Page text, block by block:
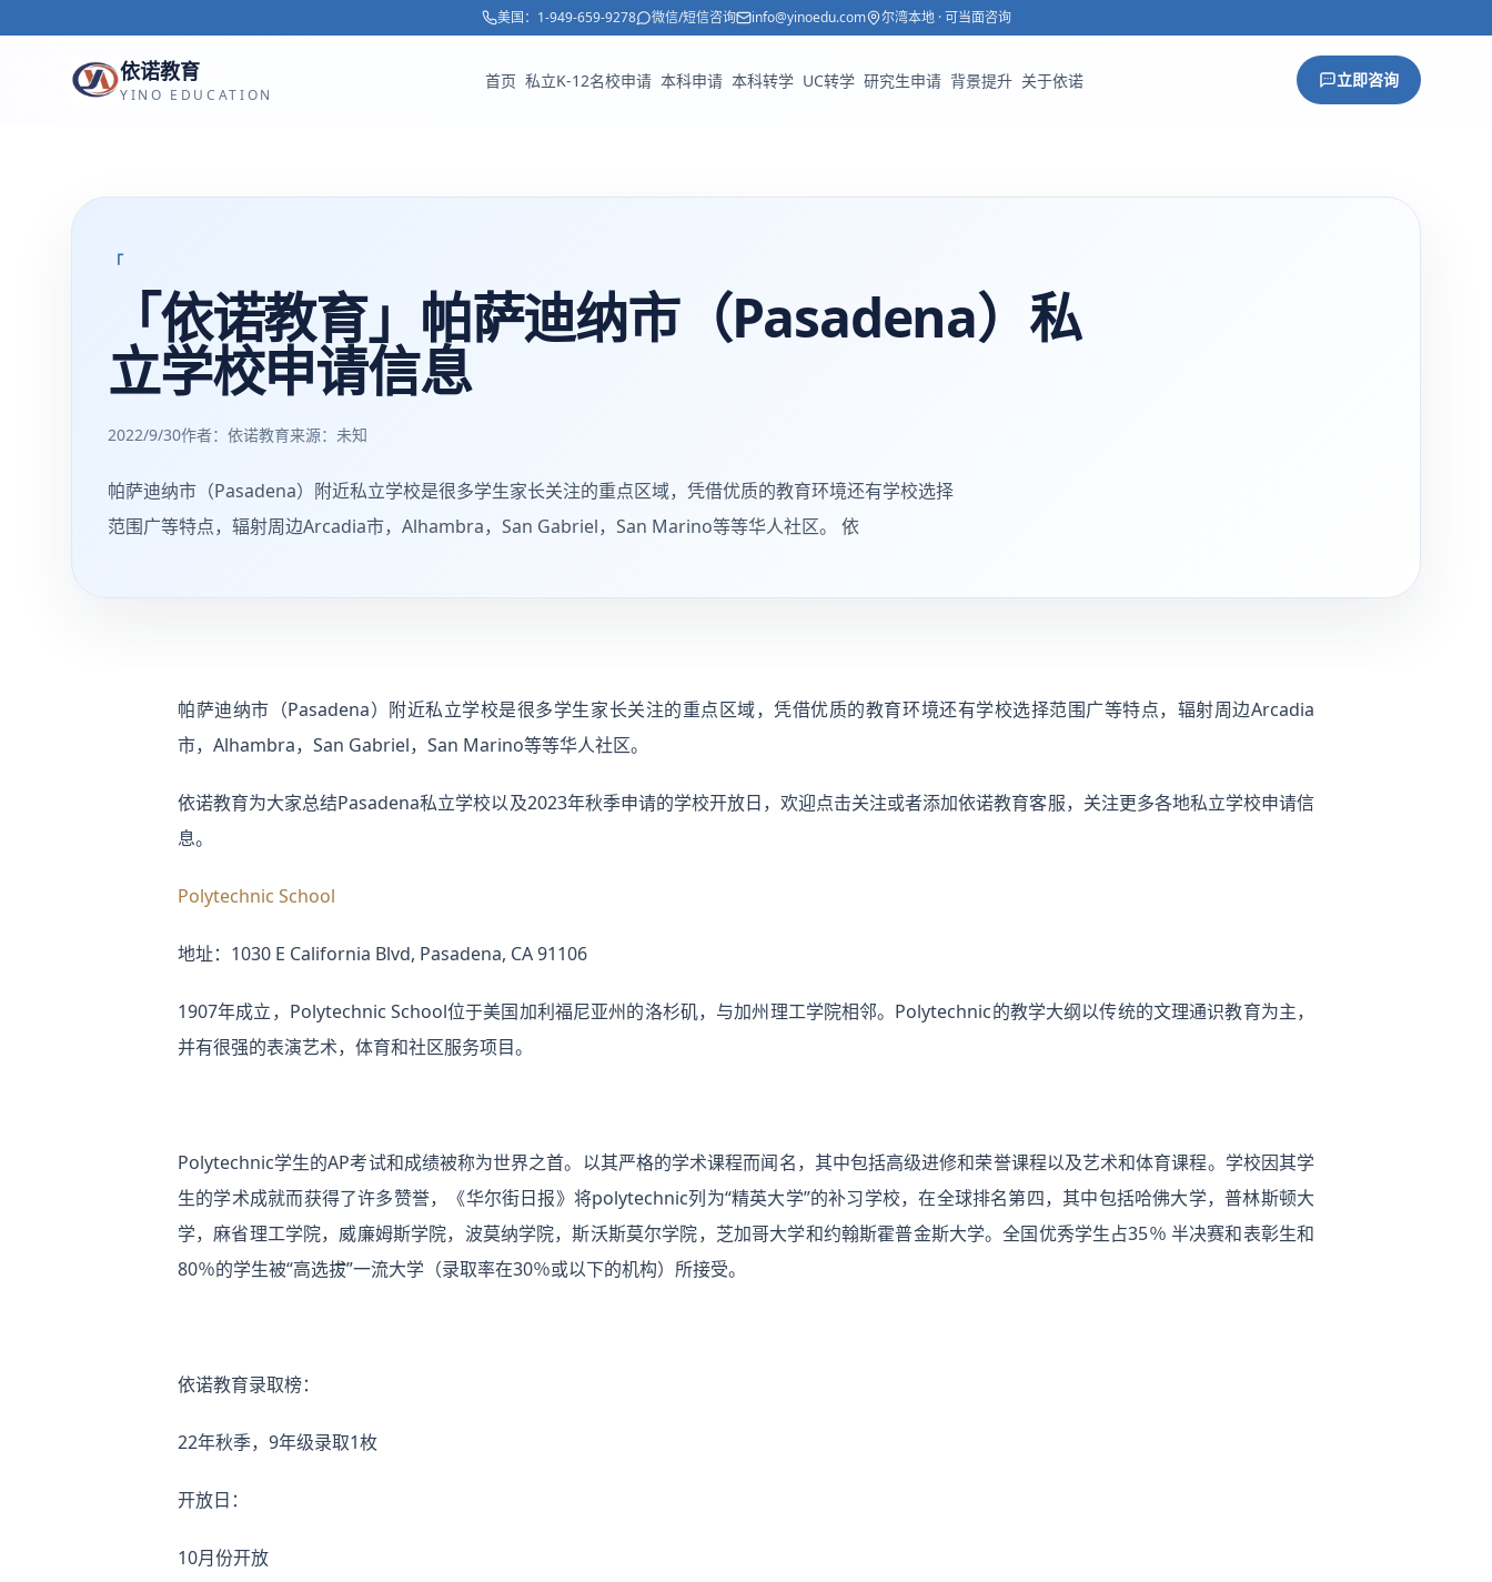
跳转到主要内容
美国： 1-949-659-9278 微信/短信咨询 info@yinoedu.com 尔湾本地 · 可当面咨询
依诺教育
YINO EDUCATION
首页 私立K-12名校申请 本科申请 本科转学 UC转学 研究生申请 背景提升 关于依诺 立即咨询
「
「依诺教育」帕萨迪纳市（Pasadena）私
立学校申请信息
2022/9/30作者：依诺教育来源： 未知
帕萨迪纳市（Pasadena）附近私立学校是很多学生家长关注的重点区域，凭借优质的教育环境还有学校选择
范围广等特点，辐射周边Arcadia市，Alhambra，San Gabriel，San Marino等等华人社区。 依
帕萨迪纳市（Pasadena）附近私立学校是很多学生家长关注的重点区域，凭借优质的教育环境还有学校选择范围广等特点，辐射周边Arcadia
市，Alhambra，San Gabriel，San Marino等等华人社区。
依诺教育为大家总结Pasadena私立学校以及2023年秋季申请的学校开放日，欢迎点击关注或者添加依诺教育客服，关注更多各地私立学校申请信
息。
Polytechnic School
地址：1030 E California Blvd, Pasadena, CA 91106
1907年成立，Polytechnic School位于美国加利福尼亚州的洛杉矶，与加州理工学院相邻。Polytechnic的教学大纲以传统的文理通识教育为主，
并有很强的表演艺术，体育和社区服务项目。
Polytechnic学生的AP考试和成绩被称为世界之首。以其严格的学术课程而闻名，其中包括高级进修和荣誉课程以及艺术和体育课程。学校因其学
生的学术成就而获得了许多赞誉，《华尔街日报》将polytechnic列为“精英大学”的补习学校，在全球排名第四，其中包括哈佛大学，普林斯顿大
学，麻省理工学院，威廉姆斯学院，波莫纳学院，斯沃斯莫尔学院，芝加哥大学和约翰斯霍普金斯大学。全国优秀学生占35％ 半决赛和表彰生和
80％的学生被“高选拔”一流大学（录取率在30％或以下的机构）所接受。
依诺教育录取榜：
22年秋季，9年级录取1枚
开放日：
10月份开放